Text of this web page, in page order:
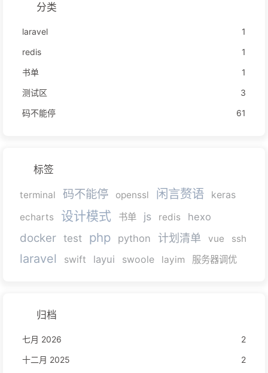
分类
laravel
1
redis
1
书单
1
测试区
3
码不能停
61
标签
terminal 码不能停 openssl 闲言赘语
keras
echarts
设计模式 书单 js redis hexo
docker test php python 计划清单 vue ssh
laravel swift layui swoole layim 服务器调优
归档
七月 2026
2
十二月 2025
2